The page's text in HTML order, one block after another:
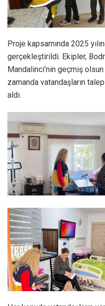
Proje kapsamında 2025
gerçekleştirildi. Ekipler,
Mandalinci’nin geçmiş
zamanda vatandaşların
aldı.